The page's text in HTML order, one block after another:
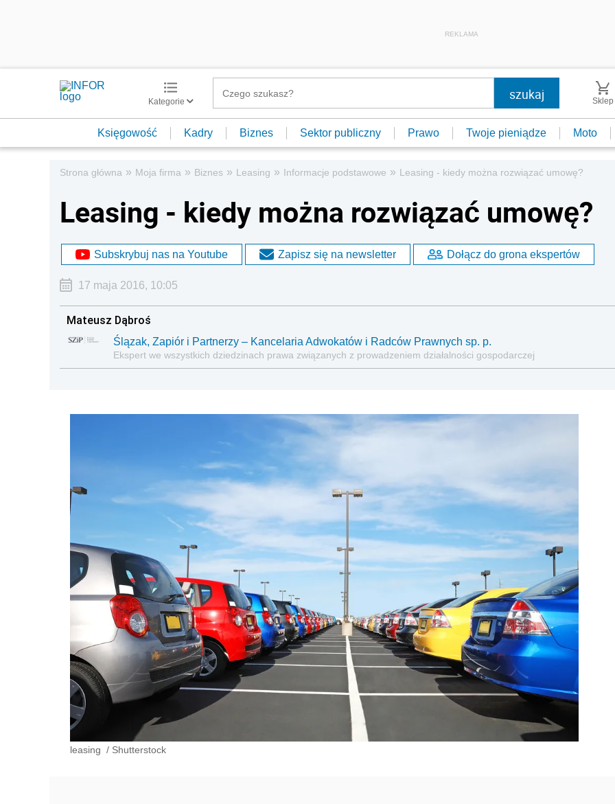
REKLAMA
Kategorie Sklep
Księgowość Kadry Biznes Sektor publiczny Prawo Twoje pieniądze Moto
Strona główna » Moja firma » Biznes » Leasing » Informacje podstawowe » Leasing - kiedy można rozwiązać umowę?
Leasing - kiedy można rozwiązać umowę?
Subskrybuj nas na Youtube Zapisz się na newsletter Dołącz do grona ekspertów
17 maja 2016, 10:05
Mateusz Dąbroś
Ślązak, Zapiór i Partnerzy – Kancelaria Adwokatów i Radców Prawnych sp. p.
Ekspert we wszystkich dziedzinach prawa związanych z prowadzeniem działalności gospodarczej
leasing / Shutterstock